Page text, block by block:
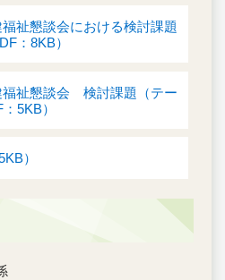
祉懇談会における検討課題
：8KB）
福祉懇談会 検討課題（テー
5KB）
）